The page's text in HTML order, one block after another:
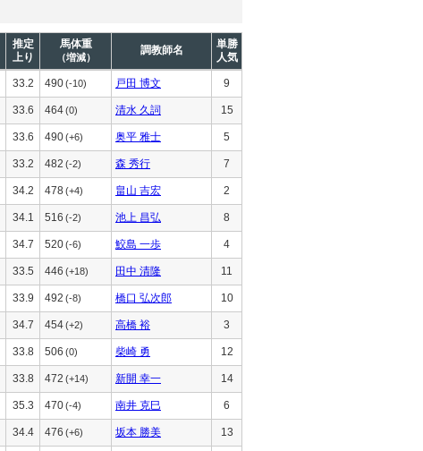
推定
上り
馬体重
（増減）
調教師名
単勝
人気
33.2 490(-10) 戸田 博文 9
33.6 464(0) 清水 久詞 15
33.6 490(+6) 奥平 雅士 5
33.2 482 (-2) 森 秀行 7
34.2 478(+4) 畠山 吉宏 2
34.1 516 (-2) 池上 昌弘 8
34.7 520(-6) 鮫島 一歩 4
33.5 446 (+18) 田中 清隆 11
33.9 492 (-8) 橋口 弘次郎 10
34.7 454(+2) 高橋 裕 3
33.8 506 (0) 柴崎 勇 12
33.8 472 (+14) 新開 幸一 14
35.3 470(-4) 南井 克巳 6
34.4 476 (+6) 坂本 勝美 13